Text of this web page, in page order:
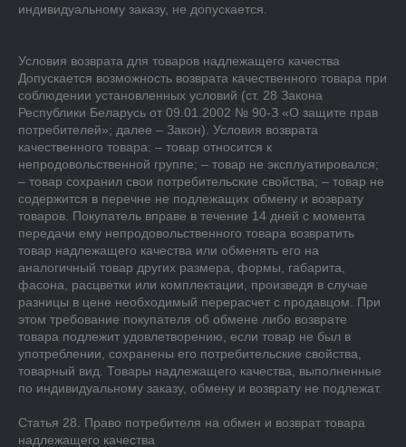
индивидуальному заказу, не допускается.
Условия возврата для товаров надлежащего качества
Допускается возможность возврата качественного товара при
соблюдении установленных условий (ст. 28 Закона
Республики Беларусь от 09.01.2002 № 90-З «О защите прав
потребителей»; далее – Закон). Условия возврата
качественного товара: – товар относится к
непродовольственной группе; – товар не эксплуатировался;
– товар сохранил свои потребительские свойства; – товар не
содержится в перечне не подлежащих обмену и возврату
товаров. Покупатель вправе в течение 14 дней с момента
передачи ему непродовольственного товара возвратить
товар надлежащего качества или обменять его на
аналогичный товар других размера, формы, габарита,
фасона, расцветки или комплектации, произведя в случае
разницы в цене необходимый перерасчет с продавцом. При
этом требование покупателя об обмене либо возврате
товара подлежит удовлетворению, если товар не был в
употреблении, сохранены его потребительские свойства,
товарный вид. Товары надлежащего качества, выполненные
по индивидуальному заказу, обмену и возврату не подлежат.
Статья 28. Право потребителя на обмен и возврат товара
надлежащего качества